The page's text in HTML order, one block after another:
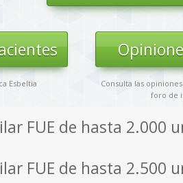
Esbeltia
Consulta las
foro de
FUE de hasta 2.000
FUE de hasta 2.500